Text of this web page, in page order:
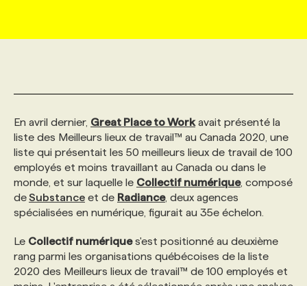
NOUVEAUX MANDATS
INITIATIVES NUMÉRIQUES
PRIX ET DISTINCTIONS
TENDANCES
MARKETING DURABLE
GEO/SEO
ÉVÉNEMENTIEL
NOS AUTEUR‧RICES
BULLETIN RECRUTEMENT
ANNONCEZ AVEC NOUS
AFFICHEZ UN POSTE / TARIFS
PROFIL ENTREPRISE
FAQ
ANNONCEZ AVEC NOUS
CANDIDAT
PROFIL CANDIDAT
NOS CONFÉRENCES
ANNONCEZ AVEC NOUS
FORMATIONS
NOS PARCOURS DE FORMATIONS
FORMATIONS PERSONNALISÉES
NOS FORMATEUR‧RICES
POURQUOI CHOISIR NOS FORMATIONS
SERVICE DE CHASSE DE TÊTE
NOS TARIFS
NOS EXPERTISES
FAQ
En avril dernier, Great Place to Workavait présenté la
liste des Meilleurs lieux de travail™ au Canada 2020, une
liste qui présentait les 50 meilleurs lieux de travail de 100
employés et moins travaillant au Canada ou dans le
monde, et sur laquelle le Collectif numérique, composé
deSubstance et de Radiance, deux agences
spécialisées en numérique, figurait au 35e échelon.
Le Collectif numériques'est positionné au deuxième
rang parmi les organisations québécoises de la liste
2020 des Meilleurs lieux de travail™ de 100 employés et